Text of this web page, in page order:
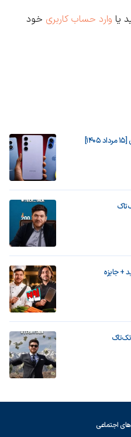
یا وارد حساب کاربری خود
+ جایزه
اجتماعی